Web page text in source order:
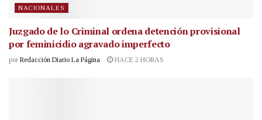
NACIONALES
Juzgado de lo Criminal ordena detención provisional
por feminicidio agravado imperfecto
por Redacción Diario La Página HACE 2 HORAS